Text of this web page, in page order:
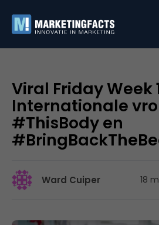
Viral Friday Week
Internationale
#ThisBody en
Ward Cuiper 18